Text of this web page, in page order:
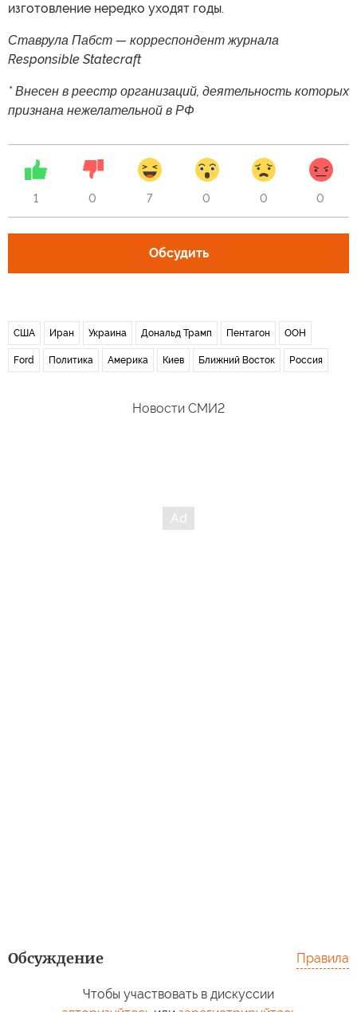
изготовление нередко уходят годы.
Ставрула Пабст — корреспондент журнала
Responsible Statecraft
* Внесен в реестр организаций, деятельность которых
признана нежелательной в РФ
1 0 7 0 0 0
Обсудить
США Иран Украина Дональд Трамп Пентагон ООН
Ford Политика Америка Киев Ближний Восток Россия
Новости СМИ2
Обсуждение Правила
Чтобы участвовать в дискуссии